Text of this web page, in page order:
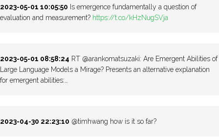
2023-05-01 10:05:50 Is emergence fundamentally a question of
evaluation and measurement? https://t.co/kHzNugSVja
2023-05-01 08:58:24 RT @arankomatsuzaki: Are Emergent Abilities of
Large Language Models a Mirage? Presents an alternative explanation
for emergent abilities:…
2023-04-30 22:23:10 @timhwang how is it so far?